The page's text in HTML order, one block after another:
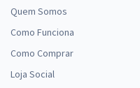
Quem Somos
Como Funciona
Como Comprar
Loja Social